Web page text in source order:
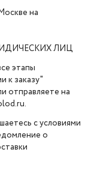
на
ЛИЦ
этапы
к заказу"
отправляете на
с условиями
о